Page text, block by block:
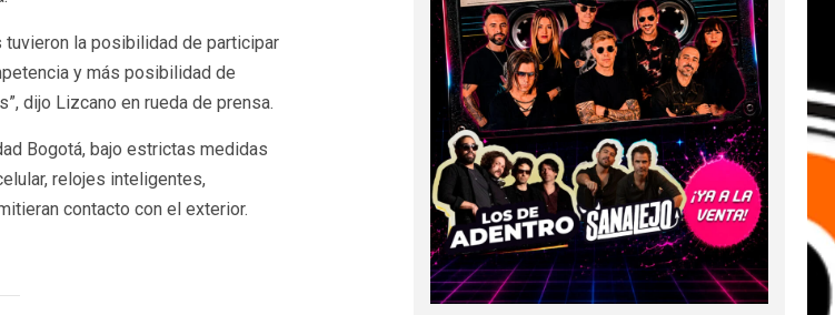
la posibilidad de participar
y más posibilidad de
dijo Lizcano en rueda de prensa.
Bogotá, bajo estrictas medidas
relojes inteligentes,
contacto con el exterior.